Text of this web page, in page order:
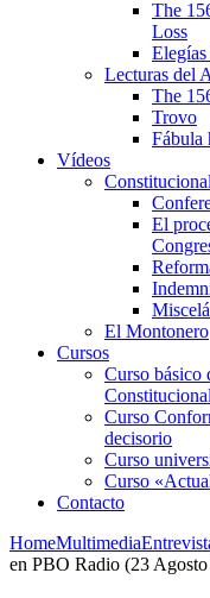
The
Loss
Lecturas del
The
Trovo
Fábula
Vídeos
El
El Montonero
Cursos
Curso básico
Constitucional
Curso
decisorio
Curso
Curso
Contacto
HomeMultimedia
en PBO Radio (23